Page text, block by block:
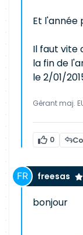
Et l'année
Il faut vite
la fin de
le 2/01/
Gérant maj.
0
freesas
bonjour